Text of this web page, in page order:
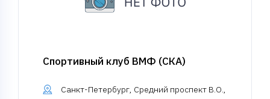
Спортивный клуб ВМФ (СКА)
Санкт-Петербург, Средний проспект В.О.,